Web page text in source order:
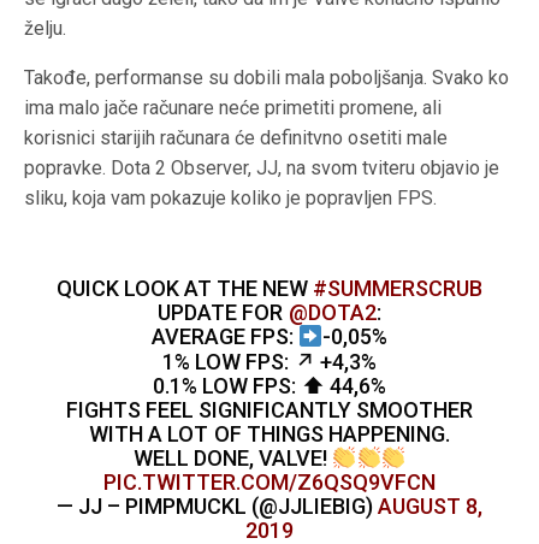
želju.
Takođe, performanse su dobili mala poboljšanja. Svako ko
ima malo jače računare neće primetiti promene, ali
korisnici starijih računara će definitvno osetiti male
popravke. Dota 2 Observer, JJ, na svom tviteru objavio je
sliku, koja vam pokazuje koliko je popravljen FPS.
QUICK LOOK AT THE NEW #SUMMERSCRUB
UPDATE FOR @DOTA2:
AVERAGE FPS:
-0,05%
1% LOW FPS: ↗ +4,3%
0.1% LOW FPS: ⬆ 44,6%
FIGHTS FEEL SIGNIFICANTLY SMOOTHER
WITH A LOT OF THINGS HAPPENING.
WELL DONE, VALVE!
PIC.TWITTER.COM/Z6QSQ9VFCN
— JJ – PIMPMUCKL (@JJLIEBIG)AUGUST 8,
2019